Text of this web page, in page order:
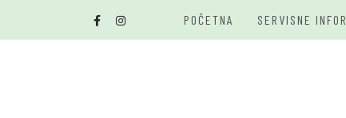
POČETNA SERVISNE